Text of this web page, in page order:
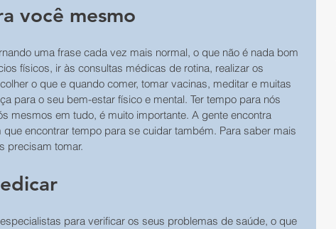
você mesmo
uma frase cada vez mais normal, o que não é nada bom
físicos, ir às consultas médicas de rotina, realizar os
o que e quando comer, tomar vacinas, meditar e muitas
para o seu bem-estar físico e mental. Ter tempo para nós
mesmos em tudo, é muito importante. A gente encontra
que encontrar tempo para se cuidar também. Para saber mais
precisam tomar.
para verificar os seus problemas de saúde, o que